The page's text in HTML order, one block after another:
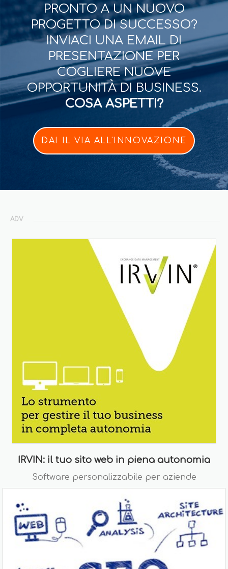
PRONTO A UN NUOVO
PROGETTO DI SUCCESSO?
INVIACI UNA EMAIL DI
PRESENTAZIONE PER
COGLIERE NUOVE
OPPORTUNITÀ DI BUSINESS.
COSA ASPETTI?
DAI IL VIA ALL'INNOVAZIONE
ADV
IRVIN: il tuo sito web in piena autonomia
Software personalizzabile per aziende